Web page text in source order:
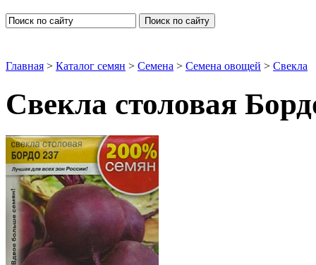
Поиск по сайту
Главная > Каталог семян > Семена > Семена овощей > Свекла
Свекла столовая
Свекла